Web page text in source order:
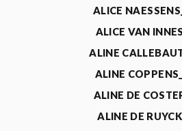
ALICE
ALICE VAN
ALINE
ALINE
ALINE DE
ALINE DE